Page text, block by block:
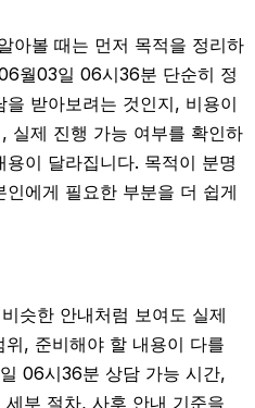
아볼 때는 먼저 목적을 정리하
월03일 06시36분 단순히 정
받아보려는 것인지, 비용이
실제 진행 가능 여부를 확인하
이 달라집니다. 목적이 분명
에게 필요한 부분을 더 쉽게
슷한 안내처럼 보여도 실제
, 준비해야 할 내용이 다를
06시36분 상담 가능 시간,
부 절차, 사후 안내 기준을